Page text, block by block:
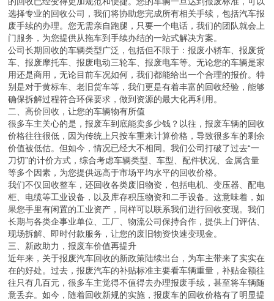
选择专业的回收公司，我们将协助您完成所有相关手续，包括汽车报
废手续的办理。您无需亲自跑腿，只要一个电话，我们的团队就会上
门服务，为您提供从拖车到手续办结的一站式解决方案。
公司长期回收的车辆类型广泛，包括但不限于：报废小轿车、报废货
车、报废摩托车、报废电动三轮车、报废电车等。无论您的车辆是家
用还是商用，无论目前车况如何，我们都能给出一个合理的报价。特
别是对于黄标车、老旧货车等，我们更是有着丰富的回收经验，能够
确保拆解过程符合环保要求，做到资源的最大化再利用。
二、高价回收，让您的车辆物有所值
很多车主关心的是，报废车到底能卖多少钱？以往，报废车辆的回收
价格往往很低，因为传统上只按车重来计算价格，导致很多车的剩余
价值被低估。但如今，情况已经大不相同。我们公司打破了过去“一
刀切”的计价方式，综合考虑车辆类型、车型、配件状况、金属含量
等多个因素，为您提供远高于市场平均水平的回收价格。
我们不仅回收整车，还回收各类废旧物资，包括电机、变压器、配电
柜、电缆等工业设备，以及库存积压物资和二手设备。这意味着，如
果您手里有闲置的工业资产，同样可以联系我们进行回收变现。我们
长期与各类企事业单位、工厂、物流公司保持合作，提供上门评估、
现场拆解、即时付款服务，让您的废旧物资快速变现金。
三、新政助力，报废车价值再提升
近年来，关于报废汽车回收的新政策陆续出台，为车主带来了实实在
在的好处。过去，报废汽车的补贴标准主要看车辆重量，补贴金额往
往只有几百元，很多车主觉得不值得去办理报废手续，甚至将车辆随
意丢弃。如今，随着回收新规的实施，报废车的回收价格有了明显提